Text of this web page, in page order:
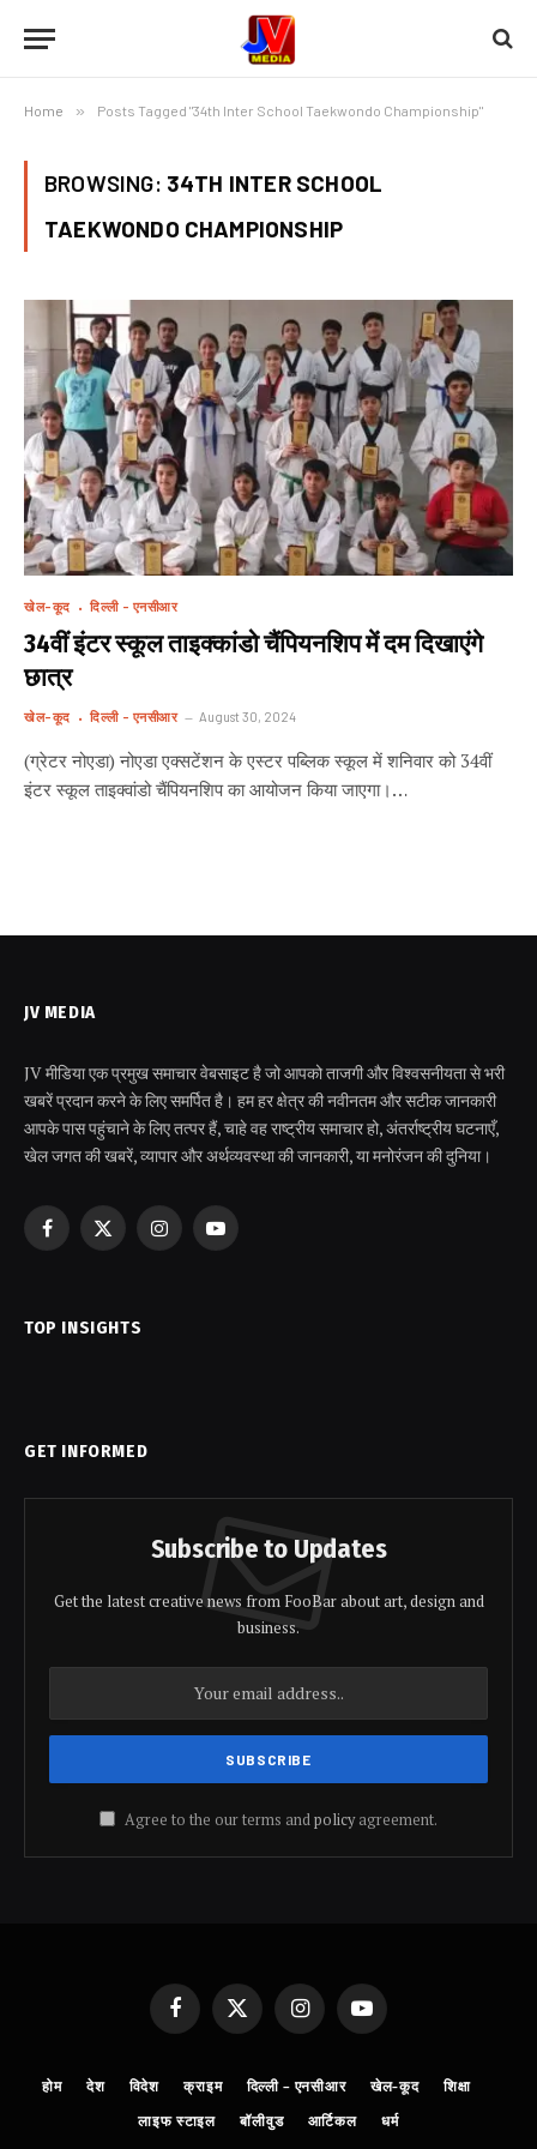
Home » Posts Tagged "34th Inter School Taekwondo Championship"
BROWSING: 34TH INTER SCHOOL
TAEKWONDO CHAMPIONSHIP
खेल-कूद दिल्ली - एनसीआर
34वीं इंटर स्कूल ताइक्कांडो चैंपियनशिप में दम दिखाएंगे
छात्र
खेल-कूद दिल्ली - एनसीआर August 30, 2024
(ग्रेटर नोएडा) नोएडा एक्सटेंशन के एस्टर पब्लिक स्कूल में शनिवार को 34वीं
इंटर स्कूल ताइक्वांडो चैंपियनशिप का आयोजन किया जाएगा।…
JV MEDIA
JV मीडिया एक प्रमुख समाचार वेबसाइट है जो आपको ताजगी और विश्वसनीयता से भरी
खबरें प्रदान करने के लिए समर्पित है। हम हर क्षेत्र की नवीनतम और सटीक जानकारी
आपके पास पहुंचाने के लिए तत्पर हैं, चाहे वह राष्ट्रीय समाचार हो, अंतर्राष्ट्रीय घटनाएँ,
खेल जगत की खबरें, व्यापार और अर्थव्यवस्था की जानकारी, या मनोरंजन की दुनिया।
Facebook
X
InstagramYouTube
TOP INSIGHTS
GET INFORMED
Subscribe to Updates
Get the latest creative news from FooBar about art, design and
business.
Agree to the our terms andpolicyagreement.
FacebookX
(Twitter)
InstagramYouTube
होम देश विदेश क्राइम दिल्ली – एनसीआर खेल-कूद शिक्षा
लाइफ स्टाइल बॉलीवुड आर्टिकल धर्म